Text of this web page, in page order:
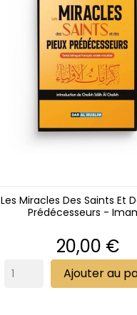
Les Miracles Des Saints Et
Prédécesseurs -
Prix
20,00 €
Ajouter au